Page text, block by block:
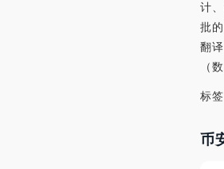
计
批
翻
（
标签
币